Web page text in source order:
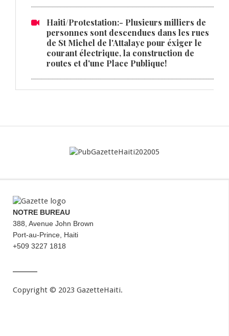
Haiti/Protestation:- Plusieurs milliers de
personnes sont descendues dans les rues
de St Michel de l'Attalaye pour éxiger le
courant électrique, la construction de
routes et d'une Place Publique!
NOTRE BUREAU
388, Avenue John Brown
Port-au-Prince, Haiti
+509 3227 1818
Copyright © 2023 GazetteHaiti.